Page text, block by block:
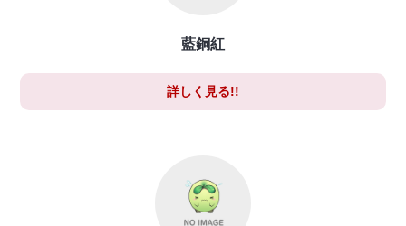
藍銅紅
詳しく見る!!